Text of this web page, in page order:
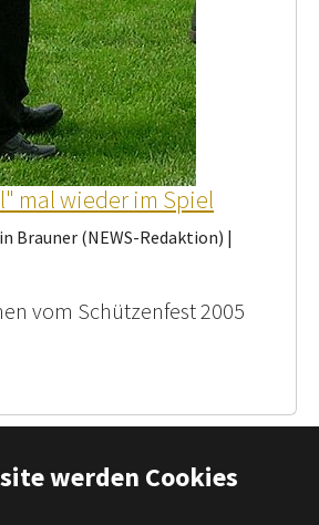
werden Cookies
mal wieder im Spiel
Brauner (NEWS-Redaktion) |
vom Schützenfest 2005